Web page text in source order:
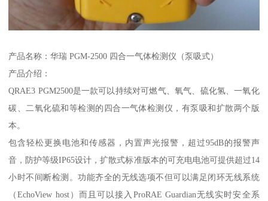
产品名称：华瑞 PGM-2500 四合一气体检测仪（泵吸式）
产品介绍：
QRAE3 PGM2500是一款可以持续对可燃气、氧气、硫化氢、一氧化
碳、二氧化硫和等检测的四合一气体检测仪，有泵吸和扩散两个版
本。
包含轻松更换电池和传感器，内置声光报警，超过95dB的报警声
音，防护等级IP65设计，扩散式标准版本的可充电电池可提供超过14
小时不间断检测。功能齐全的无线选项不但可以满足闭环无线系统
（EchoView host）而且可以接入ProRAE Guardian无线实时安全系